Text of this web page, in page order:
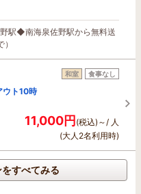
駅◆南海泉佐野駅から無料送
和室 食事なし
ウト10時
11,000円(税込)～/ 人
(大人2名利用時)
すべてみる